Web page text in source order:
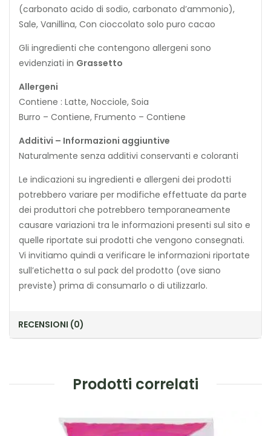
(carbonato acido di sodio, carbonato d’ammonio),
Sale, Vanillina, Con cioccolato solo puro cacao
Gli ingredienti che contengono allergeni sono
evidenziati in Grassetto
Allergeni
Contiene : Latte, Nocciole, Soia
Burro – Contiene, Frumento – Contiene
Additivi – Informazioni aggiuntive
Naturalmente senza additivi conservanti e coloranti
Le indicazioni su ingredienti e allergeni dei prodotti
potrebbero variare per modifiche effettuate da parte
dei produttori che potrebbero temporaneamente
causare variazioni tra le informazioni presenti sul sito e
quelle riportate sui prodotti che vengono consegnati.
Vi invitiamo quindi a verificare le informazioni riportate
sull’etichetta o sul pack del prodotto (ove siano
previste) prima di consumarlo o di utilizzarlo.
RECENSIONI (0)
Prodotti correlati